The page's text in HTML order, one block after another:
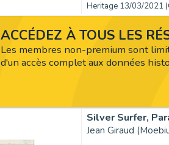
Heritage 13/03/2021
Jean Giraud
ACCÉDEZ À TOUS LES
Les membres non-premium sont
d'un accès complet aux données